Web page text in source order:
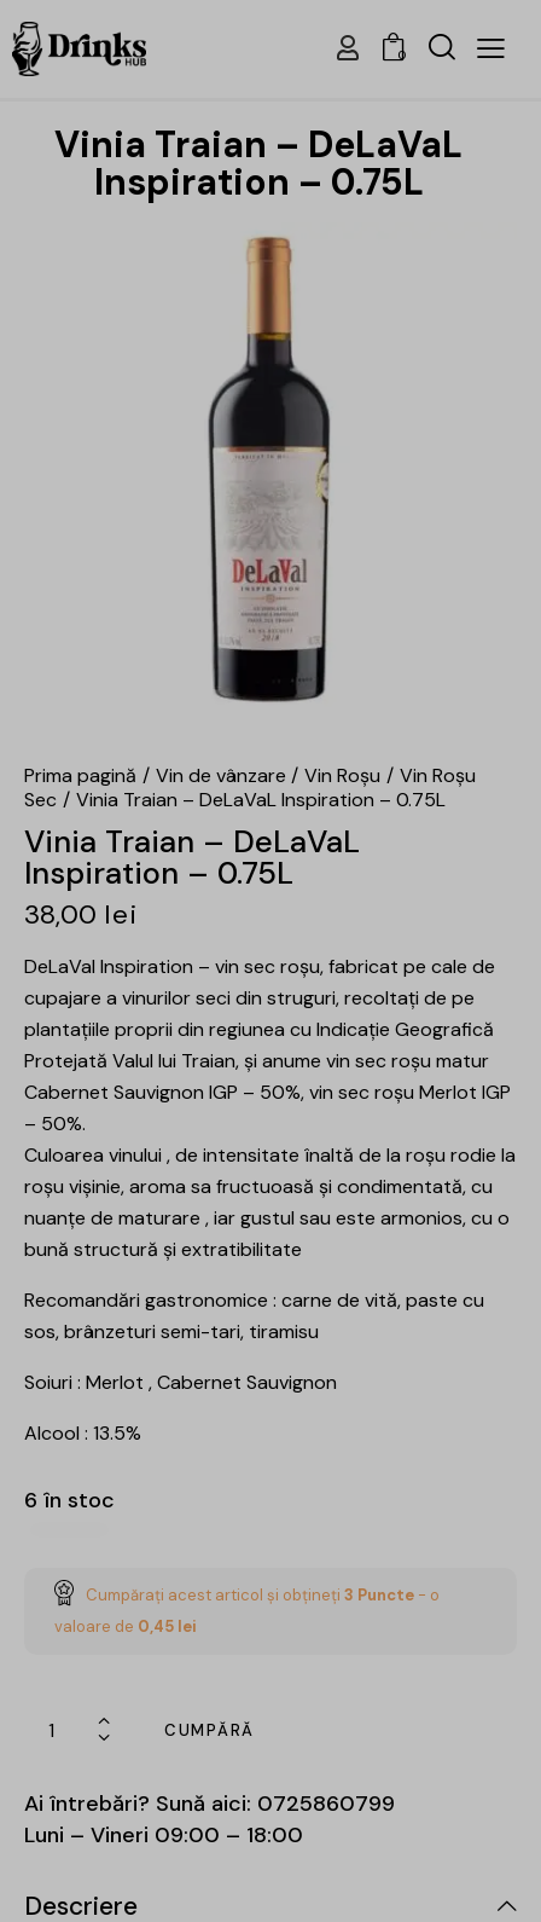
0
Vinia Traian – DeLaVaL
Inspiration – 0.75L
Prima pagină Vin de vânzare Vin Roșu
Vin Roșu
Sec
Vinia Traian – DeLaVaL Inspiration – 0.75L
Vinia Traian – DeLaVaL
Inspiration – 0.75L
38,00 lei
DeLaVal Inspiration – vin sec roșu, fabricat pe cale de
cupajare a vinurilor seci din struguri, recoltați de pe
plantațiile proprii din regiunea cu Indicație Geografică
Protejată Valul lui Traian, și anume vin sec roșu matur
Cabernet Sauvignon IGP – 50%, vin sec roșu Merlot IGP
– 50%.
Culoarea vinului , de intensitate înaltă de la roșu rodie la
roșu vișinie, aroma sa fructuoasă și condimentată, cu
nuanțe de maturare , iar gustul sau este armonios, cu o
bună structură și extratibilitate
Recomandări gastronomice : carne de vită, paste cu
sos, brânzeturi semi-tari, tiramisu
Soiuri : Merlot , Cabernet Sauvignon
Alcool : 13.5%
6 în stoc
Cumpărați acest articol și obțineți 3 Puncte - o
valoare de 0,45 lei
CUMPĂRĂ
Ai întrebări? Sună aici: 0725860799
Luni – Vineri 09:00 – 18:00
Descriere